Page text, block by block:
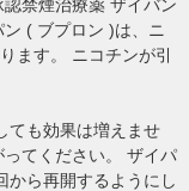
禁煙治療薬 ザイバン
( ブプロン )は、ニ
ます。 ニコチンが引
ても効果は増えませ
てください。 ザイパ
から再開するようにし